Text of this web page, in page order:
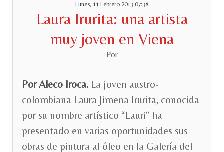
Lunes, 11 Febrero 2013 07:38
Laura Irurita: una artista
muy joven en Viena
Por
Por Aleco Iroca. La joven austro-
colombiana Laura Jimena Irurita, conocida
por su nombre artístico “Lauri” ha
presentado en varias oportunidades sus
obras de pintura al óleo en la Galería del